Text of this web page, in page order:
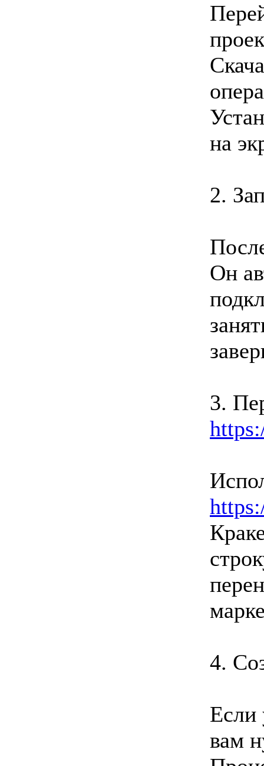
на
2.
Он
3.
4.
Если
вам